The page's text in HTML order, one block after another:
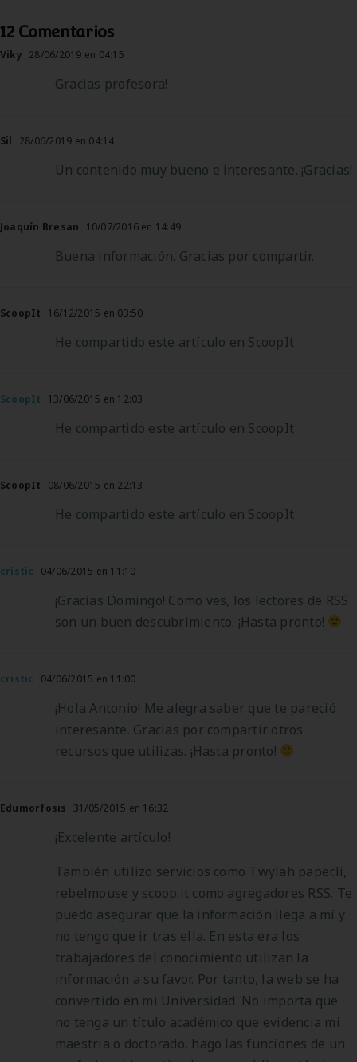
12 Comentarios
Viky 28/06/2019 en 04:15
Gracias profesora!
Sil 28/06/2019 en 04:14
Un contenido muy bueno e interesante. ¡Gracias!
Joaquín Bresan 10/07/2016 en 14:49
Buena información. Gracias por compartir.
ScoopIt 16/12/2015 en 03:50
He compartido este artículo en ScoopIt
ScoopIt 13/06/2015 en 12:03
He compartido este artículo en ScoopIt
ScoopIt 08/06/2015 en 22:13
He compartido este artículo en ScoopIt
cristic 04/06/2015 en 11:10
¡Gracias Domingo! Como ves, los lectores de RSS
son un buen descubrimiento. ¡Hasta pronto!
cristic 04/06/2015 en 11:00
¡Hola Antonio! Me alegra saber que te pareció
interesante. Gracias por compartir otros
recursos que utilizas. ¡Hasta pronto!
Edumorfosis 31/05/2015 en 16:32
¡Excelente artículo!
También utilizo servicios como Twylah paper.li,
rebelmouse y scoop.it como agregadores RSS. Te
puedo asegurar que la información llega a mí y
no tengo que ir tras ella. En esta era los
trabajadores del conocimiento utilizan la
información a su favor. Por tanto, la web se ha
convertido en mi Universidad. No importa que
no tenga un título académico que evidencia mi
maestria o doctorado, hago las funciones de un